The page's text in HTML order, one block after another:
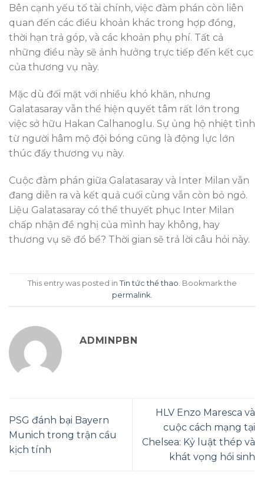
Bên cạnh yếu tố tài chính, việc đàm phán còn liên
quan đến các điều khoản khác trong hợp đồng,
thời hạn trả góp, và các khoản phụ phí. Tất cả
những điều này sẽ ảnh hưởng trực tiếp đến kết cục
của thương vụ này.
Mặc dù đối mặt với nhiều khó khăn, nhưng
Galatasaray vẫn thể hiện quyết tâm rất lớn trong
việc sở hữu Hakan Calhanoglu. Sự ủng hộ nhiệt tình
từ người hâm mộ đội bóng cũng là động lực lớn
thúc đẩy thương vụ này.
Cuộc đàm phán giữa Galatasaray và Inter Milan vẫn
đang diễn ra và kết quả cuối cùng vẫn còn bỏ ngỏ.
Liệu Galatasaray có thể thuyết phục Inter Milan
chấp nhận đề nghị của mình hay không, hay
thương vụ sẽ đổ bể? Thời gian sẽ trả lời câu hỏi này.
This entry was posted in Tin tức thể thao. Bookmark the
permalink.
ADMINPBN
PSG đánh bại Bayern
Munich trong trận cầu
kịch tính
HLV Enzo Maresca và
cuộc cách mạng tại
Chelsea: Kỷ luật thép và
khát vọng hồi sinh